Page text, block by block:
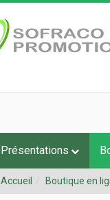
Présentations
Accueil Boutique en